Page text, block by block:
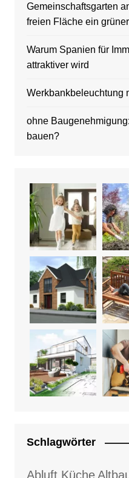
Gemeinschaftsgarten
freien Fläche ein
Warum Spanien für
attraktiver wird
Werkbankbeleuchtung
ohne
bauen?
Schlagwörter
Abluft Küche